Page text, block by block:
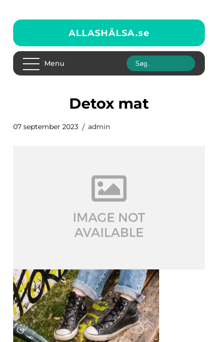
ALLASHÄLSA.se
Menu
detox mat
07 september 2023 admin